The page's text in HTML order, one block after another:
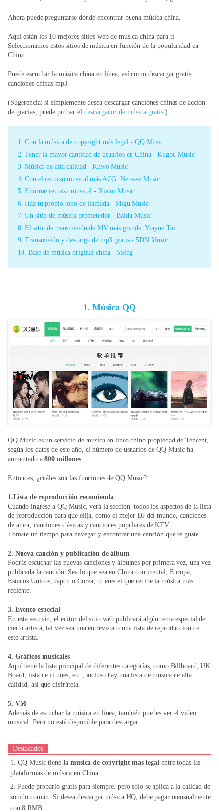
Ahora puede preguntarse dónde encontrar buena música china.
Aquí están los 10 mejores sitios web de música china para ti.
Seleccionamos estos sitios de música en función de la popularidad en
China.
Puede escuchar la música china en línea, así como descargar gratis
canciones chinas mp3.
(Sugerencia: si simplemente desea descargar canciones chinas de acción
de gracias, puede probar el descargador de música gratis .)
1. Con la música de copyright más legal - QQ Music
2. Tener la mayor cantidad de usuarios en China - Kugou Music
3. Música de alta calidad - Kuwo Music
4. Con el recurso musical más ACG: Netease Music
5. Enorme recurso musical - Xiami Music
6. Haz tu propio tono de llamada - Migu Music
7. Un sitio de música prometedor - Baidu Music
8. El sitio de transmisión de MV más grande: Yinyue Tai
9. Transmisión y descarga de mp3 gratis - 5DN Music
10. Base de música original china - 5Sing
1. Música QQ
QQ Music es un servicio de música en línea chino propiedad de Tencent,
según los datos de este año, el número de usuarios de QQ Music ha
aumentado a 800 millones.
Entonces, ¿cuáles son las funciones de QQ Music?
1.Lista de reproducción recomienda
Cuando ingrese a QQ Music, verá la sección, todos los aspectos de la lista
de reproducción para que elija, como el mejor DJ del mundo, canciones
de amor, canciones clásicas y canciones populares de KTV.
Tómate un tiempo para navegar y encontrar una canción que te guste.
2. Nueva canción y publicación de álbum
Podrás escuchar las nuevas canciones y álbumes por primera vez, una vez
publicada la canción. Sea lo que sea en China continental, Europa,
Estados Unidos, Japón o Corea, tú eres el que recibe la música más
reciente.
3. Evento especial
En esta sección, el editor del sitio web publicará algún tema especial de
cierto artista, tal vez sea una entrevista o una lista de reproducción de
este artista.
4. Gráficos musicales
Aquí tiene la lista principal de diferentes categorías, como Billboard, UK
Board, lista de iTunes, etc., incluso hay una lista de música de alta
calidad, así que disfrútela.
5. VM
Además de escuchar la música en línea, también puedes ver el video
musical. Pero no está disponible para descargar.
Destacados
1. QQ Music tiene la musica de copyright mas legal entre todas las
plataformas de música en China.
2. Puede probarlo gratis para siempre, pero solo se aplica a la calidad de
sonido común. Si desea descargar música HQ, debe pagar mensualmente
con 8 RMB.